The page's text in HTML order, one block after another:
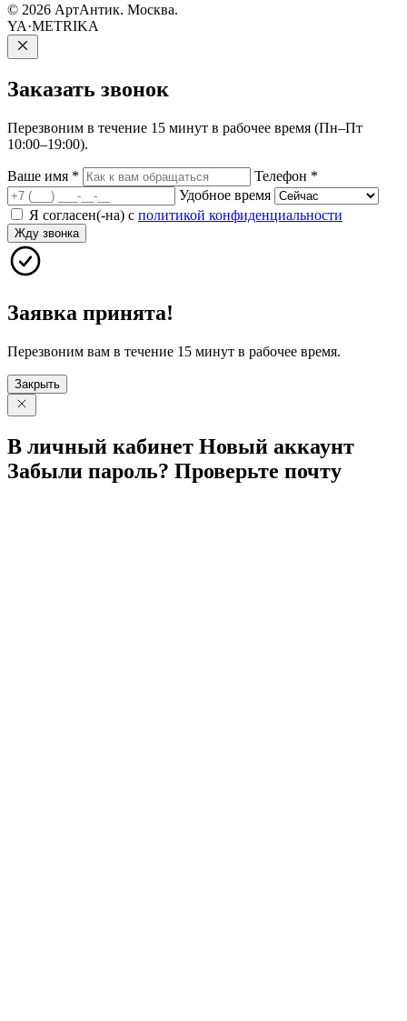
© 2026 АртАнтик. Москва.
YA·METRIKA
Заказать звонок
Перезвоним в течение 15 минут в рабочее время (Пн–Пт
10:00–19:00).
Ваше имя * Телефон *
Удобное время
Я согласен(-на) с политикой конфиденциальности
Жду звонка
Заявка принята!
Перезвоним вам в течение 15 минут в рабочее время.
Закрыть
В личный кабинет Новый аккаунт
Забыли пароль? Проверьте почту